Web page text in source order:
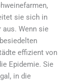
sie sich in
Wenn sie
effizient von
Epidemie. Sie
in die